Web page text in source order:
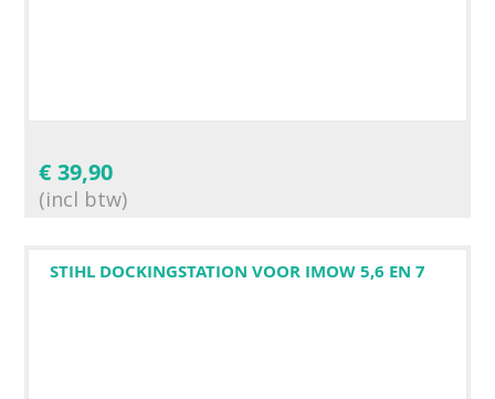
€ 39,90
(incl btw)
STIHL DOCKINGSTATION VOOR IMOW 5,6 EN 7